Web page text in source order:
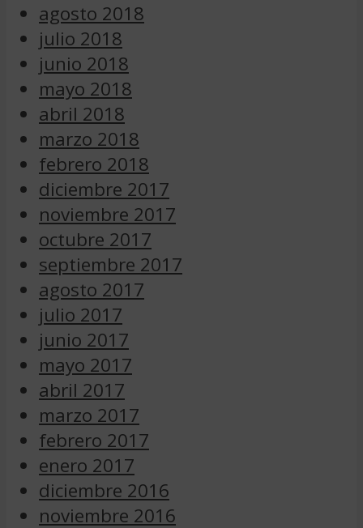
agosto 2018
julio 2018
junio 2018
mayo 2018
abril 2018
marzo 2018
febrero 2018
diciembre 2017
noviembre 2017
octubre 2017
septiembre 2017
agosto 2017
julio 2017
junio 2017
mayo 2017
abril 2017
marzo 2017
febrero 2017
enero 2017
diciembre 2016
noviembre 2016